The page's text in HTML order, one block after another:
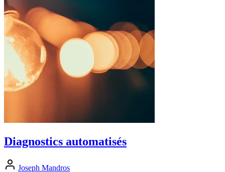
Diagnostics automatisés
Joseph Mandros